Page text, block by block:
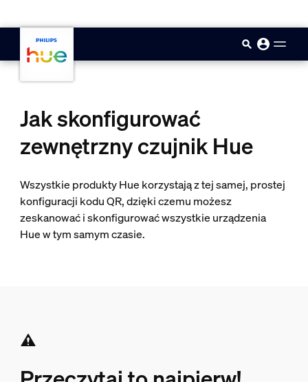
Jak skonfigurować
zewnętrzny czujnik Hue
Wszystkie produkty Hue korzystają z tej samej, prostej
konfiguracji kodu QR, dzięki czemu możesz
zeskanować i skonfigurować wszystkie urządzenia
Hue w tym samym czasie.